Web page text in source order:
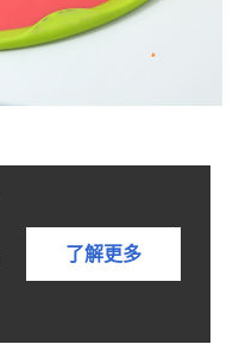
了解更多